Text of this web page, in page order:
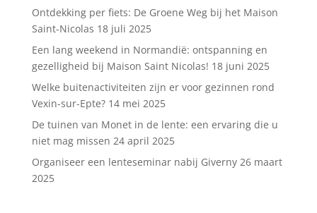
Ontdekking per fiets: De Groene Weg bij het Maison
Saint-Nicolas 18 juli 2025
Een lang weekend in Normandië: ontspanning en
gezelligheid bij Maison Saint Nicolas! 18 juni 2025
Welke buitenactiviteiten zijn er voor gezinnen rond
Vexin-sur-Epte? 14 mei 2025
De tuinen van Monet in de lente: een ervaring die u
niet mag missen 24 april 2025
Organiseer een lenteseminar nabij Giverny 26 maart
2025